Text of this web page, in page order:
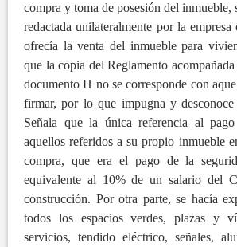
compra y toma de posesión del inmueble,
redactada unilateralmente por la
ofrecía la venta del inmueble para
que la copia del Reglamento
documento H no se corresponde con
firmar, por lo que impugna y desconoce
Señala que la única referencia al
aquellos referidos a su propio inmueble
compra, que era el pago de la
equivalente al 10% de un salario del
construcción. Por otra parte, se hacía
todos los espacios verdes, plazas y
servicios, tendido eléctrico, señales,